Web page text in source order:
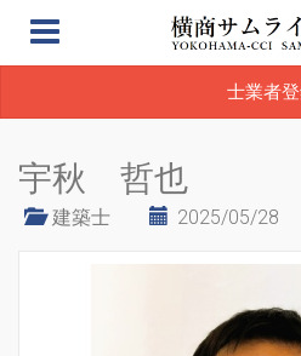
士業者
宇秋 哲也
建築士 2025/05/28